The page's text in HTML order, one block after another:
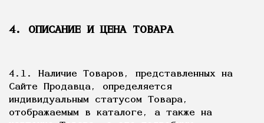
4. ОПИСАНИЕ И ЦЕНА ТОВАРА
4.1. Наличие Товаров, представленных на
Сайте Продавца, определяется
индивидуальным статусом Товара,
отображаемым в каталоге, а также на